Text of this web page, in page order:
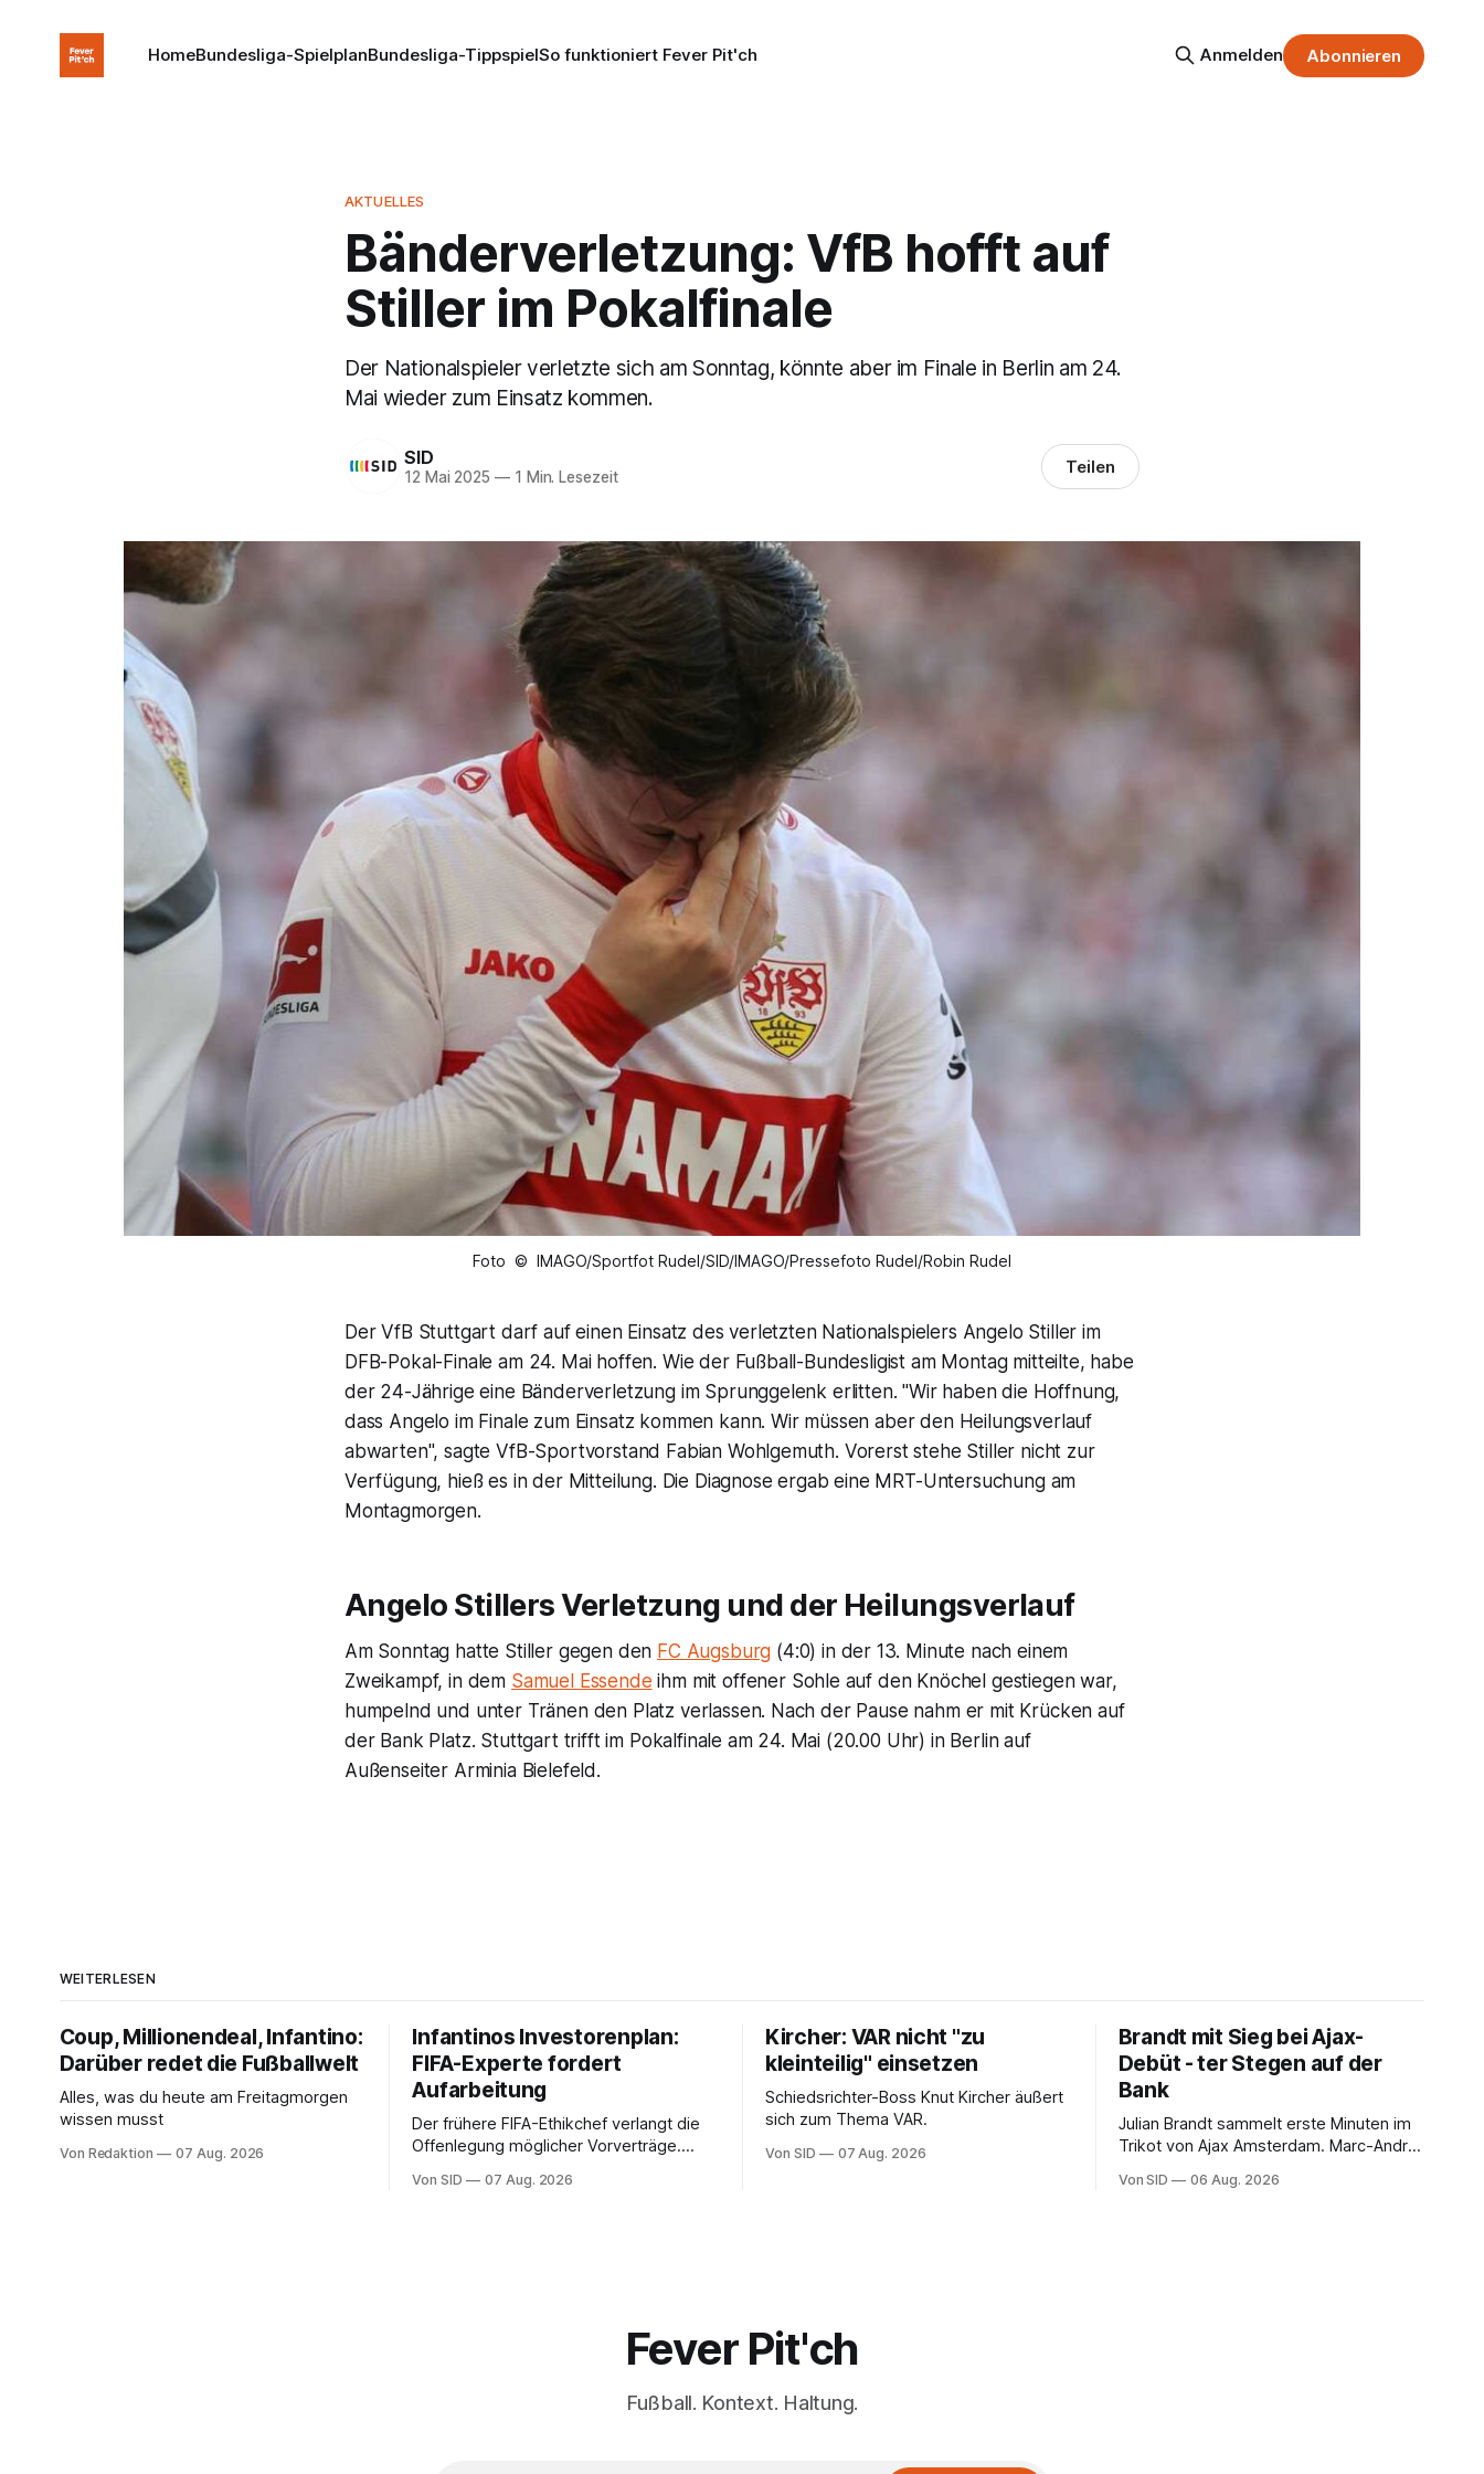
HomeBundesliga-SpielplanBundesliga-TippspielSo funktioniert Fever Pit'ch Anmelden Abonnieren
AKTUELLES
Bänderverletzung: VfB hofft auf
Stiller im Pokalfinale
Der Nationalspieler verletzte sich am Sonntag, könnte aber im Finale in Berlin am 24.
Mai wieder zum Einsatz kommen.
SID
12 Mai 2025 —1 Min. Lesezeit Teilen
Foto © IMAGO/Sportfot Rudel/SID/IMAGO/Pressefoto Rudel/Robin Rudel
Der VfB Stuttgart darf auf einen Einsatz des verletzten Nationalspielers Angelo Stiller im
DFB-Pokal-Finale am 24. Mai hoffen. Wie der Fußball-Bundesligist am Montag mitteilte, habe
der 24-Jährige eine Bänderverletzung im Sprunggelenk erlitten. "Wir haben die Hoffnung,
dass Angelo im Finale zum Einsatz kommen kann. Wir müssen aber den Heilungsverlauf
abwarten", sagte VfB-Sportvorstand Fabian Wohlgemuth. Vorerst stehe Stiller nicht zur
Verfügung, hieß es in der Mitteilung. Die Diagnose ergab eine MRT-Untersuchung am
Montagmorgen.
Angelo Stillers Verletzung und der Heilungsverlauf
Am Sonntag hatte Stiller gegen den FC Augsburg (4:0) in der 13. Minute nach einem
Zweikampf, in dem Samuel Essende ihm mit offener Sohle auf den Knöchel gestiegen war,
humpelnd und unter Tränen den Platz verlassen. Nach der Pause nahm er mit Krücken auf
der Bank Platz. Stuttgart trifft im Pokalfinale am 24. Mai (20.00 Uhr) in Berlin auf
Außenseiter Arminia Bielefeld.
WEITERLESEN
Coup, Millionendeal, Infantino:
Darüber redet die Fußballwelt
Alles, was du heute am Freitagmorgen
wissen musst
Von Redaktion 07 Aug. 2026
Infantinos Investorenplan:
FIFA-Experte fordert
Aufarbeitung
Der frühere FIFA-Ethikchef verlangt die
Offenlegung möglicher Vorverträge.
Infantinos Rolle entscheidend sein.
Von SID 07 Aug. 2026
Kircher: VAR nicht "zu
kleinteilig" einsetzen
Schiedsrichter-Boss Knut Kircher äußert
sich zum Thema VAR.
Von SID 07 Aug. 2026
Brandt mit Sieg bei Ajax-
Debüt - ter Stegen auf der
Bank
Julian Brandt sammelt erste Minuten im
Trikot von Ajax Amsterdam. Marc-André
Von SID 06 Aug. 2026
Fever Pit'ch
Fußball. Kontext. Haltung.